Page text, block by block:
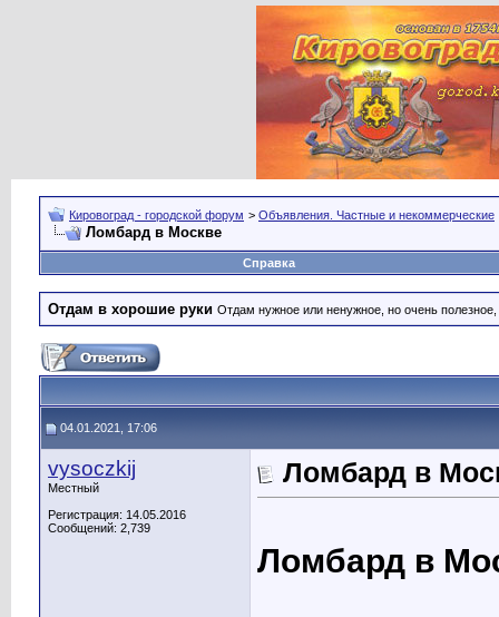
Кировоград - городской форум > Объявления. Частные и некоммерческие
Ломбард в Москве
Справка
Отдам в хорошие руки Отдам нужное или ненужное, но очень
04.01.2021, 17:06
vysoczkij
Местный
Регистрация: 14.05.2016
Сообщений: 2,739
Ломбард в
Ломбард в